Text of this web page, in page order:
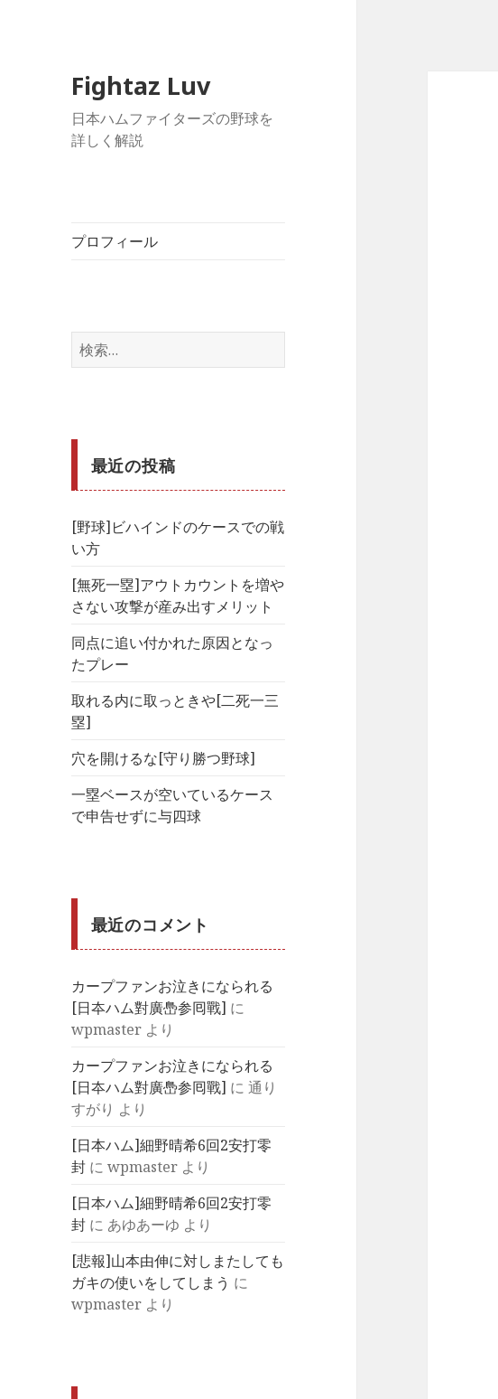
Fightaz Luv
日本ハムファイターズの野球を
詳しく解説
プロフィール
検
索:
最近の投稿
[野球]ビハインドのケースでの戦
い方
[無死一塁]アウトカウントを増や
さない攻撃が産み出すメリット
同点に追い付かれた原因となっ
たプレー
取れる内に取っときや[二死一三
塁]
穴を開けるな[守り勝つ野球]
一塁ベースが空いているケース
で申告せずに与四球
最近のコメント
カープファンお泣きになられる
[日夲ハム對廣㠀参囘戰] に
wpmaster より
カープファンお泣きになられる
[日夲ハム對廣㠀参囘戰] に通り
すがり より
[日本ハム]細野晴希6回2安打零
封 にwpmaster より
[日本ハム]細野晴希6回2安打零
封 に あゆあーゆ より
[悲報]山本由伸に対しまたしても
ガキの使いをしてしまう に
wpmaster より